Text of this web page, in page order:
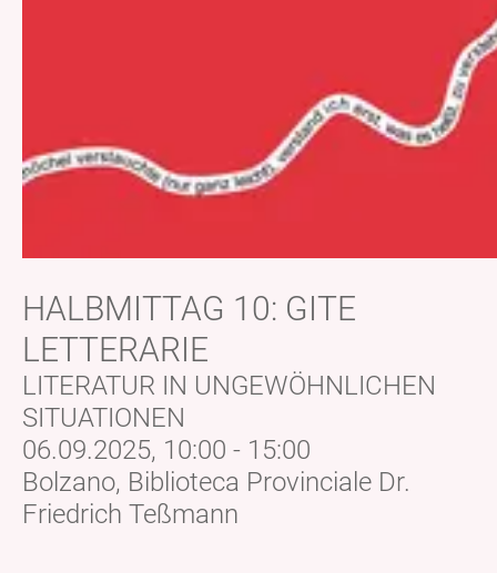
HALBMITTAG 10: GITE
LETTERARIE
LITERATUR IN UNGEWÖHNLICHEN
SITUATIONEN
06.09.2025, 10:00 - 15:00
Bolzano, Biblioteca Provinciale Dr.
Friedrich Teßmann